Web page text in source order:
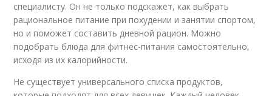
специалисту. Он не только подскажет, как выбрать
рациональное питание при похудении и занятии спортом,
но и поможет составить дневной рацион. Можно
подобрать блюда для фитнес-питания самостоятельно,
исходя из их калорийности.
Не существует универсального списка продуктов,